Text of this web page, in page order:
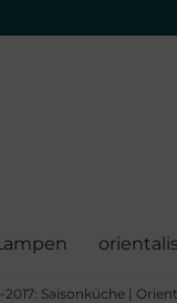
2017: Saisonküche |